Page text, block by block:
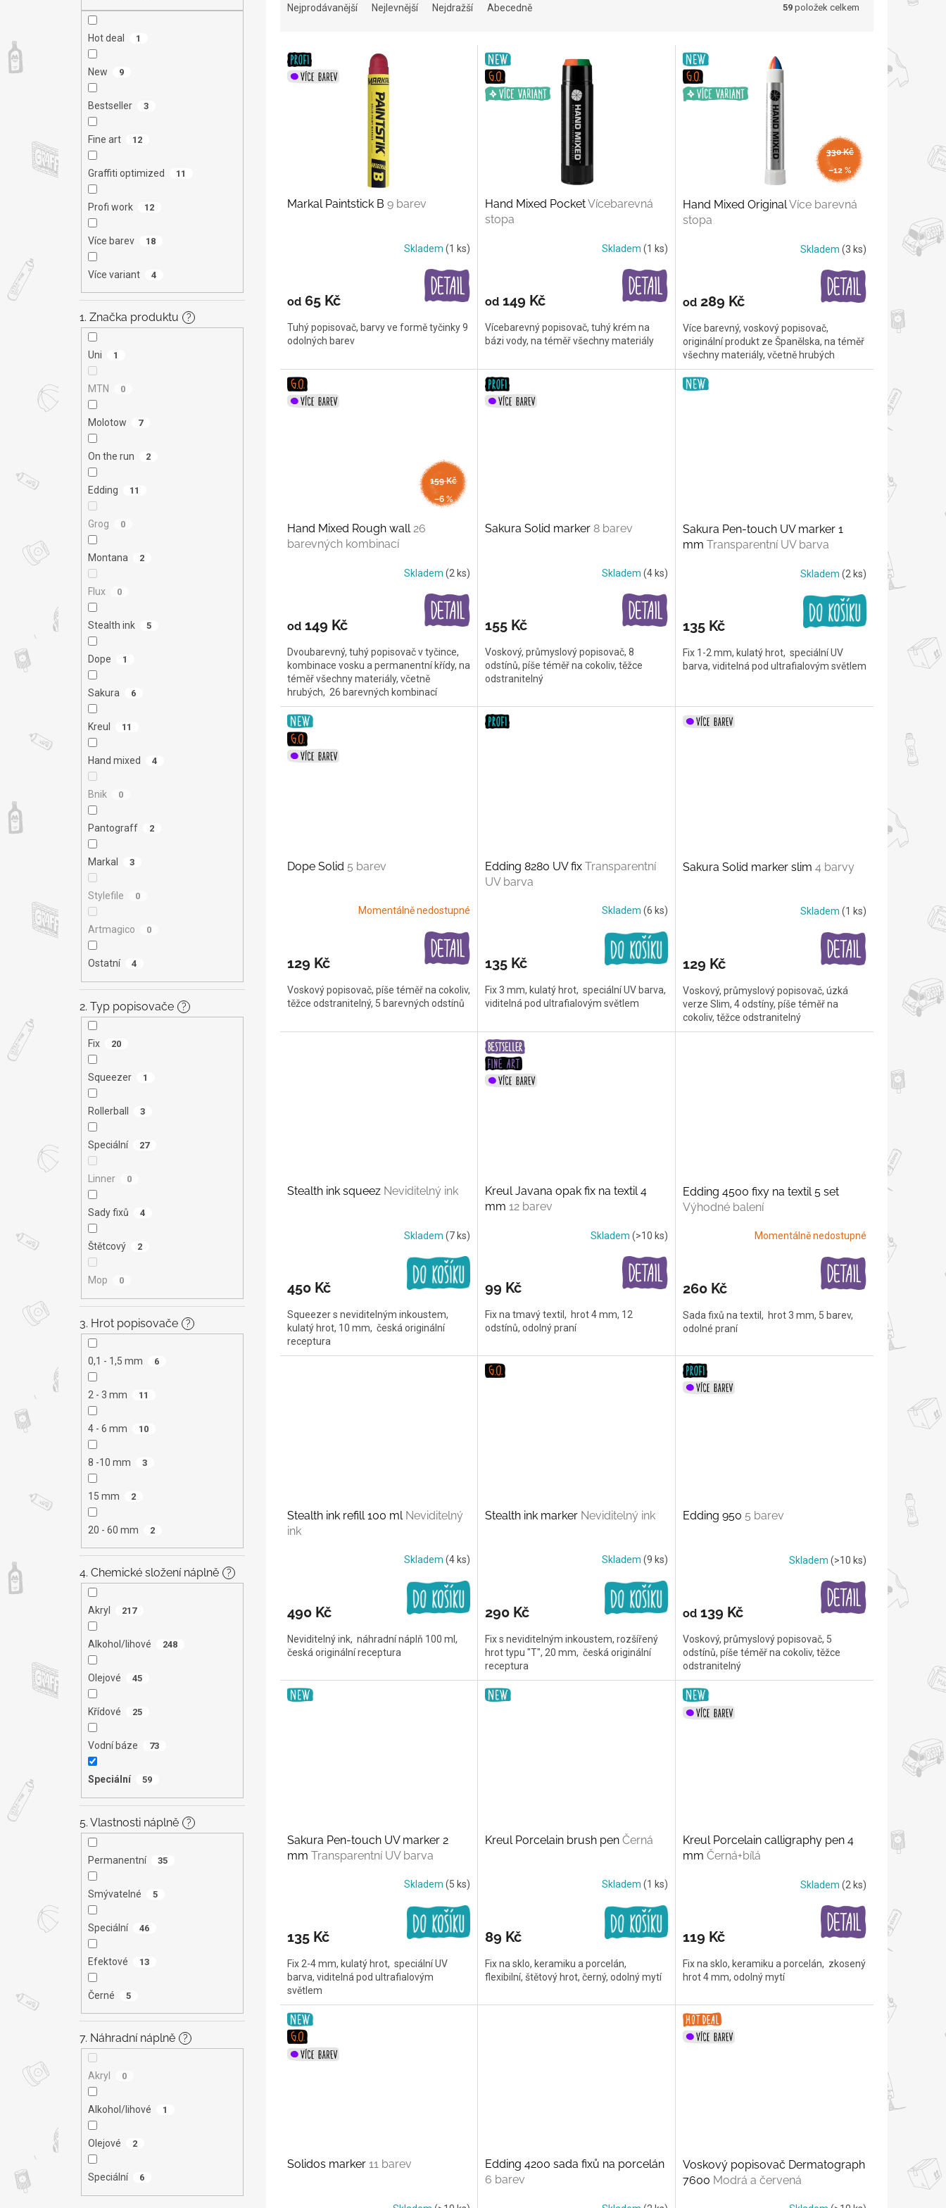
Hot deal 1
New 9
Bestseller 3
Fine art 12
Graffiti optimized 11
Profi work 12
Více barev 18
Více variant 4
1. Značka produktu ?
Uni 1
MTN 0
Molotow 7
On the run 2
Edding 11
Grog 0
Montana 2
Flux 0
Stealth ink 5
Dope 1
Sakura 6
Kreul 11
Hand mixed 4
Bnik 0
Pantograff 2
Markal 3
Stylefile 0
Artmagico 0
Ostatní 4
2. Typ popisovače ?
Fix 20
Squeezer 1
Rollerball 3
Speciální 27
Linner 0
Sady fixů 4
Štětcový 2
Mop 0
3. Hrot popisovače ?
0,1 - 1,5 mm 6
2 - 3 mm 11
4 - 6 mm 10
8 -10 mm 3
15 mm 2
20 - 60 mm 2
4. Chemické složení náplně ?
Akryl 217
Alkohol/lihové 248
Olejové 45
Křídové 25
Vodní báze 73
Speciální 59
5. Vlastnosti náplně ?
Permanentní 35
Smývatelné 5
Speciální 46
Efektové 13
Černé 5
7. Náhradní náplně ?
Akryl 0
Alkohol/lihové 1
Olejové 2
Speciální 6
n
p
Nejprodávanější Nejlevnější Nejdražší Abecedně 59 položek celkem
V
p
Markal Paintstick B 9 barev
Skladem (1 ks)
od 65 Kč
Tuhý popisovač, barvy ve formě tyčinky 9
odolných barev
Hand Mixed PocketVícebarevná
stopa
Skladem (1 ks)
od149 Kč
Vícebarevný popisovač, tuhý krém na
bázi vody, na téměř všechny materiály
330 Kč
–12 %
Hand Mixed OriginalVíce barevná
stopa
Skladem (3 ks)
od289 Kč
Více barevný, voskový popisovač,
originální produkt ze Španělska, na téměř
všechny materiály, včetně hrubých
od
159 Kč
–6 %
Hand Mixed Rough wall26
barevných kombinací
Skladem (2 ks)
od 149 Kč
Dvoubarevný, tuhý popisovač v tyčince,
kombinace vosku a permanentní křídy, na
téměř všechny materiály, včetně
hrubých, 26 barevných kombinací
Sakura Solid marker 8 barev
Skladem (4 ks)
155 Kč
Voskový, průmyslový popisovač, 8
odstínů, píše téměř na cokoliv, těžce
odstranitelný
Sakura Pen-touch UV marker 1
mm Transparentní UV barva
Skladem (2 ks)
135 Kč
Fix 1-2 mm, kulatý hrot, speciální UV
barva, viditelná pod ultrafialovým světlem
Dope Solid 5 barev
Momentálně nedostupné
129 Kč
Voskový popisovač, píše téměř na cokoliv,
těžce odstranitelný, 5 barevných odstínů
Edding 8280 UV fix Transparentní
UV barva
Skladem (6 ks)
135 Kč
Fix 3 mm, kulatý hrot, speciální UV barva,
viditelná pod ultrafialovým světlem
Sakura Solid marker slim 4 barvy
Skladem (1 ks)
129 Kč
Voskový, průmyslový popisovač, úzká
verze Slim, 4 odstíny, píše téměř na
cokoliv, těžce odstranitelný
Stealth ink squeez Neviditelný ink
Skladem (7 ks)
450 Kč
Squeezer s neviditelným inkoustem,
kulatý hrot, 10 mm, česká originální
receptura
Kreul Javana opak fix na textil 4
mm 12 barev
Skladem (>10 ks)
99 Kč
Fix na tmavý textil, hrot 4 mm, 12
odstínů, odolný praní
Edding 4500 fixy na textil 5 set
Výhodné balení
Momentálně nedostupné
260 Kč
Sada fixů na textil, hrot 3 mm, 5 barev,
odolné praní
Stealth ink refill 100 ml Neviditelný
ink
Skladem (4 ks)
490 Kč
Neviditelný ink, náhradní náplň 100 ml,
česká originální receptura
Stealth ink marker Neviditelný ink
Skladem (9 ks)
290 Kč
Fix s neviditelným inkoustem, rozšířený
hrot typu "T", 20 mm, česká originální
receptura
Edding 950 5 barev
Skladem (>10 ks)
od139 Kč
Voskový, průmyslový popisovač, 5
odstínů, píše téměř na cokoliv, těžce
odstranitelný
Sakura Pen-touch UV marker 2
mm Transparentní UV barva
Skladem (5 ks)
135 Kč
Fix 2-4 mm, kulatý hrot, speciální UV
barva, viditelná pod ultrafialovým
světlem
Kreul Porcelain brush pen Černá
Skladem (1 ks)
89 Kč
Fix na sklo, keramiku a porcelán,
flexibilní, štětový hrot, černý, odolný mytí
Kreul Porcelain calligraphy pen 4
mm Černá+bílá
Skladem (2 ks)
119 Kč
Fix na sklo, keramiku a porcelán, zkosený
hrot 4 mm, odolný mytí
Solidos marker 11 barev
Edding 4200 sada fixů na porcelán
6 barev
Voskový popisovač Dermatograph
7600 Modrá a červená